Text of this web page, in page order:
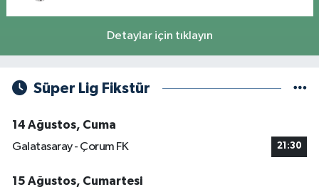
Detaylar için tıklayın
Süper Lig Fikstür
14 Ağustos, Cuma
Galatasaray - Çorum FK
21:30
15 Ağustos, Cumartesi